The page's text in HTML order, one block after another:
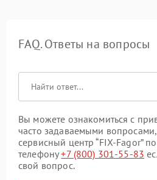
FAQ. Ответы на вопросы
Вы можете ознакомиться с
часто задаваемыми
сервисный центр “FIX-Fagor”
телефону+7 (800) 301-55-83
свой вопрос.